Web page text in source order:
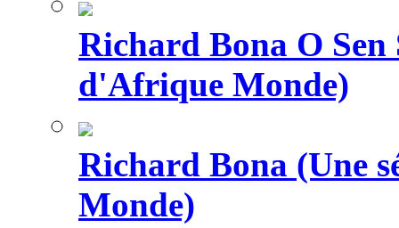
Richard Bona O Sen
d'Afrique Monde)
Richard Bona (Une
Monde)